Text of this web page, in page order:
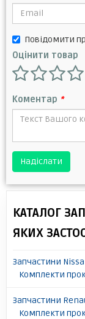
Повідомити
Оцінити товар
Коментар *
Надіслати
КАТАЛОГ
ЯКИХ
Запчастини
Комплекти
Запчастини
Комплекти